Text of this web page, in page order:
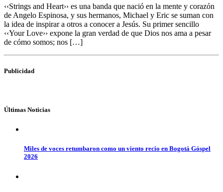
‹‹Strings and Heart›› es una banda que nació en la mente y corazón
de Angelo Espinosa, y sus hermanos, Michael y Eric se suman con
la idea de inspirar a otros a conocer a Jesús. Su primer sencillo
‹‹Your Love›› expone la gran verdad de que Dios nos ama a pesar
de cómo somos; nos […]
Publicidad
Últimas Noticias
Miles de voces retumbaron como un viento recio en Bogotá Góspel
2026